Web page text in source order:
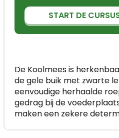
START DE
De Koolmees is
de gele buik met zwarte
eenvoudige herhaalde
gedrag bij de
maken een zekere